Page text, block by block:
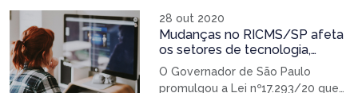
determinado a penhora alegando
que o imóvel em questão é de
alto padrão, entendendo que o
proprietário deveria ter também
um alto padrão de vida. Porém […]
28 out 2020
Mudanças no RICMS/SP afeta
os setores de tecnologia,
publicidade e entretenimento
O Governador de São Paulo
promulgou a Lei nº17.293/20 que